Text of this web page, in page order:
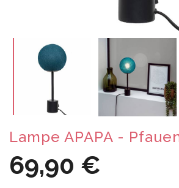
Lampe APAPA -
69,90 €